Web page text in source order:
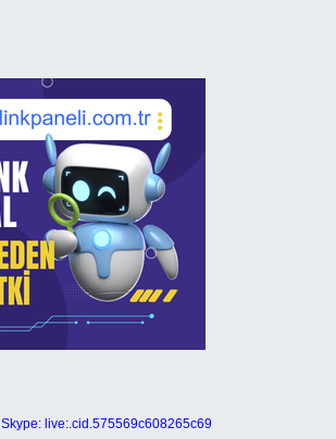
Skype: live:.cid.575569c608265c69